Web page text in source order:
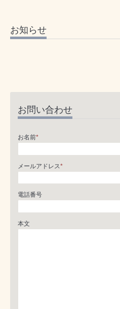
お知らせ
お問い合わせ
お名前*
メールアドレス*
電話番号
本文